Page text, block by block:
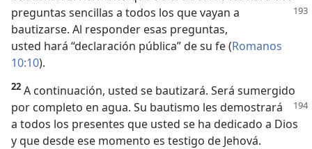
preguntas sencillas a todos los que vayan a
bautizarse. Al responder esas preguntas,
usted hará “declaración pública” de su fe (Romanos
10:10).
22 A continuación, usted se bautizará. Será sumergido
por completo en agua. Su bautismo les demostrará
a todos los presentes que usted se ha dedicado a Dios
y que desde ese momento es testigo de Jehová.